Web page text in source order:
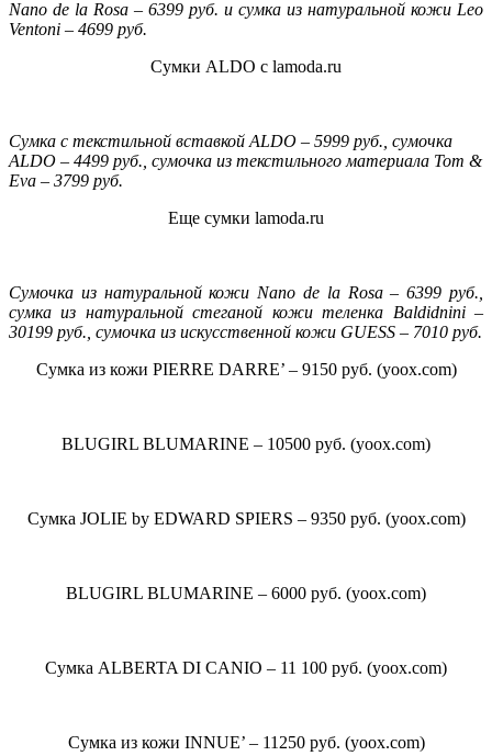
Nano de la Rosa – 6399 руб. и сумка из натуральной кожи Leo
Ventoni – 4699 руб.
Сумки ALDO с lamoda.ru
Сумка с текстильной вставкой ALDO – 5999 руб., сумочка
ALDO – 4499 руб., сумочка из текстильного материала Tom &
Eva – 3799 руб.
Еще сумки lamoda.ru
Сумочка из натуральной кожи Nano de la Rosa – 6399 руб.,
сумка из натуральной стеганой кожи теленка Baldidnini –
30199 руб., сумочка из искусственной кожи GUESS – 7010 руб.
Сумка из кожи PIERRE DARRE’ – 9150 руб. (yoox.com)
BLUGIRL BLUMARINE – 10500 руб. (yoox.com)
Сумка JOLIE by EDWARD SPIERS – 9350 руб. (yoox.com)
BLUGIRL BLUMARINE – 6000 руб. (yoox.com)
Сумка ALBERTA DI CANIO – 11 100 руб. (yoox.com)
Сумка из кожи INNUE’ – 11250 руб. (yoox.com)